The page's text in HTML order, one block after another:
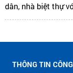
dân, nhà biệt thự
THÔNG TIN